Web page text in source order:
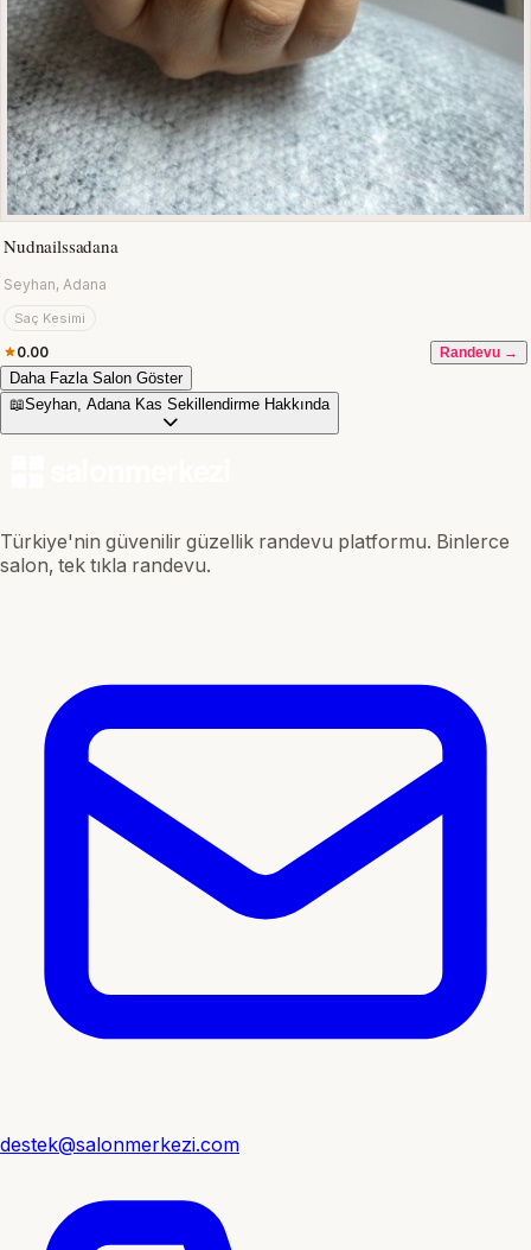
Nudnailssadana
Seyhan, Adana
Saç Kesimi
0.00 Randevu →
Daha Fazla Salon Göster
📖Seyhan, Adana Kas Sekillendirme Hakkında
Türkiye'nin güvenilir güzellik randevu platformu. Binlerce
salon, tek tıkla randevu.
destek@salonmerkezi.com